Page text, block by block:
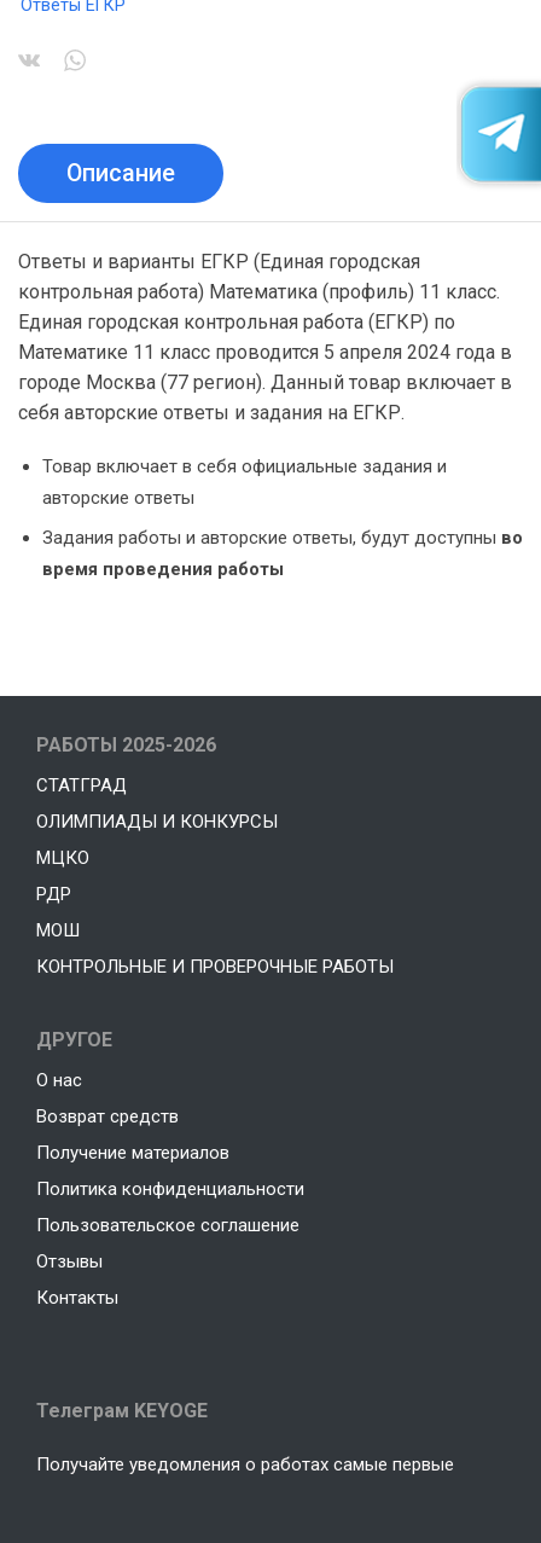
Ответы ЕГКР
Описание
Ответы и варианты ЕГКР (Единая городская
контрольная работа) Математика (профиль) 11 класс.
Единая городская контрольная работа (ЕГКР) по
Математике 11 класс проводится 5 апреля 2024 года в
городе Москва (77 регион). Данный товар включает в
себя авторские ответы и задания на ЕГКР.
Товар включает в себя официальные задания и
авторские ответы
Задания работы и авторские ответы, будут доступны во
время проведения работы
РАБОТЫ 2025-2026
СТАТГРАД
ОЛИМПИАДЫ И КОНКУРСЫ
МЦКО
РДР
МОШ
КОНТРОЛЬНЫЕ И ПРОВЕРОЧНЫЕ РАБОТЫ
ДРУГОЕ
О нас
Возврат средств
Получение материалов
Политика конфиденциальности
Пользовательское соглашение
Отзывы
Контакты
Телеграм KEYOGE
Получайте уведомления о работах самые первые